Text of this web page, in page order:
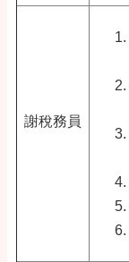
謝稅務員